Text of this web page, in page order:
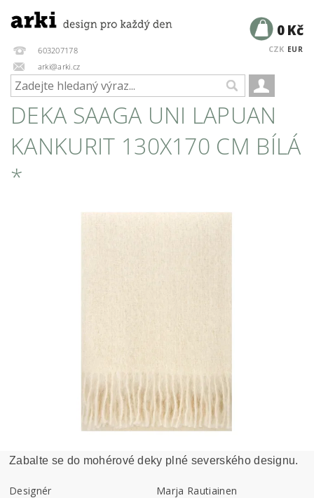
603207178
arki@arki.cz
CZK EUR
0 Kč
DEKA SAAGA UNI LAPUAN
KANKURIT 130X170 CM BÍLÁ
*
Zabalte se do mohérové deky plné severského designu.
Designér
Marja Rautiainen